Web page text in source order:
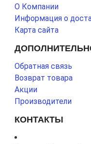
О Компании
Информация о
Карта сайта
Обратная связь
Возврат товара
Акции
Производители
КОНТАКТЫ